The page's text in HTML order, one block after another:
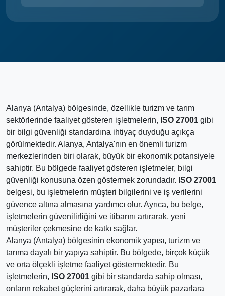
Alanya (Antalya) bölgesinde, özellikle turizm ve tarım
sektörlerinde faaliyet gösteren işletmelerin, ISO 27001 gibi
bir bilgi güvenliği standardına ihtiyaç duyduğu açıkça
görülmektedir. Alanya, Antalya'nın en önemli turizm
merkezlerinden biri olarak, büyük bir ekonomik potansiyele
sahiptir. Bu bölgede faaliyet gösteren işletmeler, bilgi
güvenliği konusuna özen göstermek zorundadır. ISO 27001
belgesi, bu işletmelerin müşteri bilgilerini ve iş verilerini
güvence altına almasına yardımcı olur. Ayrıca, bu belge,
işletmelerin güvenilirliğini ve itibarını artırarak, yeni
müşteriler çekmesine de katkı sağlar.
Alanya (Antalya) bölgesinin ekonomik yapısı, turizm ve
tarıma dayalı bir yapıya sahiptir. Bu bölgede, birçok küçük
ve orta ölçekli işletme faaliyet göstermektedir. Bu
işletmelerin, ISO 27001 gibi bir standarda sahip olması,
onların rekabet güçlerini artırarak, daha büyük pazarlara